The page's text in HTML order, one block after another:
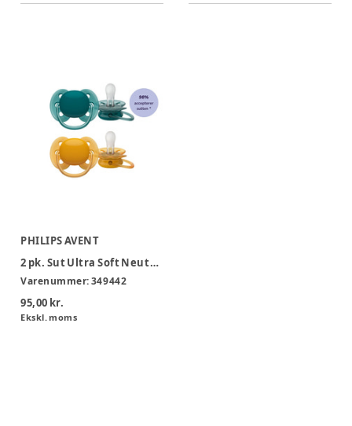
PHILIPS AVENT
2 pk. Sut Ultra Soft Neutral 6-18 mdr.
Varenummer:349442
95,00 kr.
Ekskl. moms